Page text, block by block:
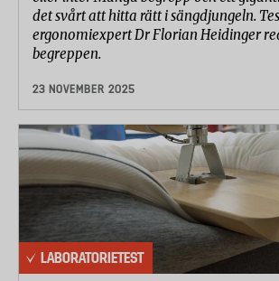
det svårt att hitta rätt i sängdjungeln.
ergonomiexpert Dr Florian Heidinger
begreppen.
23 NOVEMBER 2025
LABORATORIETEST